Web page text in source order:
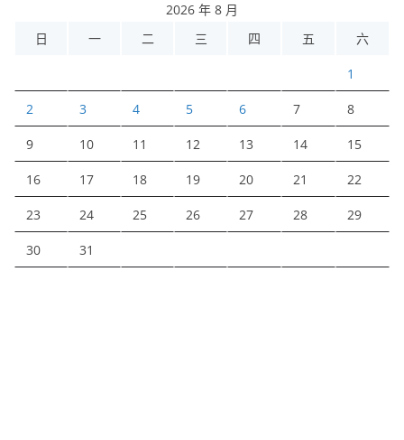
2026 年 8 月
日
一 二 三 四 五 六
1
2 3 4 5 6 7 8
9 10 11 12 13 14 15
16 17 18 19 20 21 22
23 24 25 26 27 28 29
30 31